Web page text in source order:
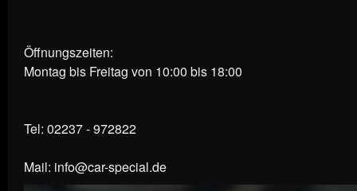
Öffnungszeiten:
Montag bis Freitag von 10:00 bis 18:00
Tel: 02237 - 972822
Mail: info@car-special.de